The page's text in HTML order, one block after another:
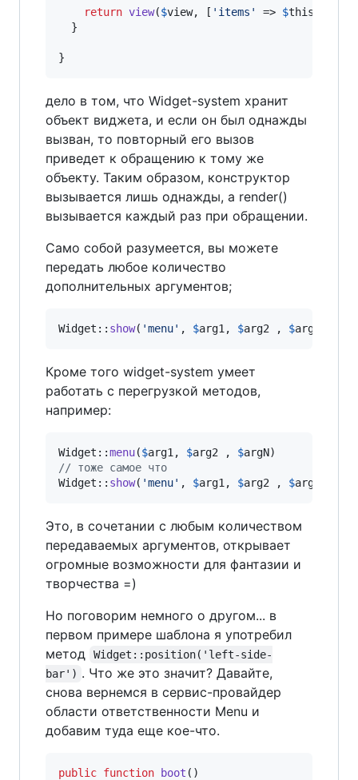
return view($view, [ ' items ' => $this
  }
}
дело в том, что Widget-system хранит
объект виджета, и если он был однажды
вызван, то повторный его вызов
приведет к обращению к тому же
объекту. Таким образом, конструктор
вызывается лишь однажды, а render()
вызывается каждый раз при обращении.
Само собой разумеется, вы можете
передать любое количество
дополнительных аргументов;
Widget:: show( 'menu' , $arg1 , $arg2 , $argN
Кроме того widget-system умеет
работать с перегрузкой методов,
например:
Widget::menu($arg1 , $arg2 , $argN
// тоже самое что
Widget:: show( 'menu' , $arg1 , $arg2 , $argN
Это, в сочетании c любым количеством
передаваемых аргументов, открывает
огромные возможности для фантазии и
творчества =)
Но поговорим немного о другом... в
первом примере шаблона я употребил
метод
Widget::position('left-side-
bar') . Что же это значит? Давайте,
снова вернемся в сервис-провайдер
области ответственности Menu и
добавим туда еще кое-что.
public function boot ()